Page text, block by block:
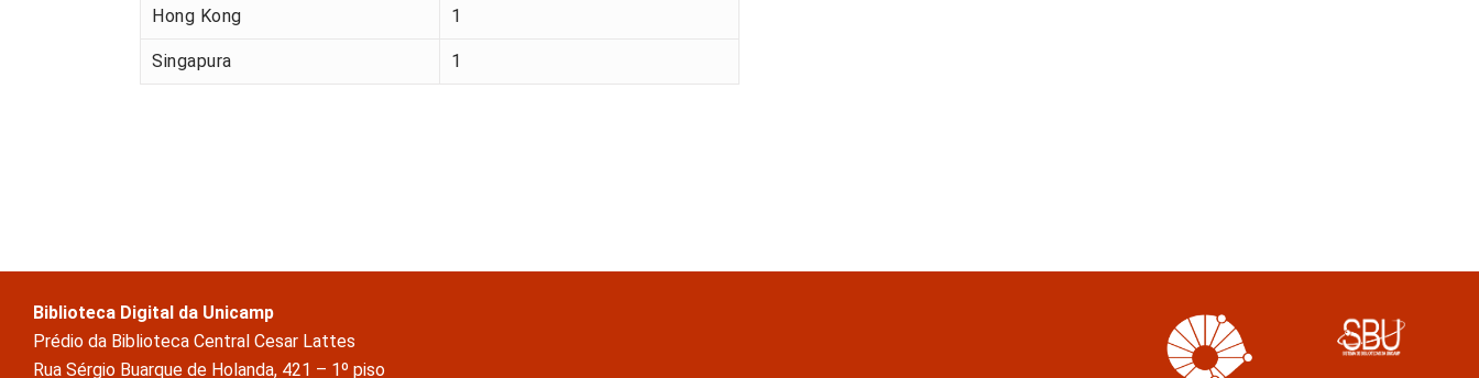
Hong Kong 1
Singapura 1
Biblioteca Digital da Unicamp
Prédio da Biblioteca Central Cesar Lattes
Rua Sérgio Buarque de Holanda, 421 – 1º piso